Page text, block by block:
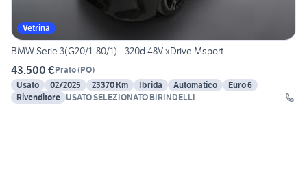
Vetrina
BMW Serie 3(G20/1-80/1) - 320d 48V xDrive Msport
43.500 €Prato(PO)
Usato
02/2025 23370 Km Ibrida Automatico
Euro 6
Rivenditore USATO SELEZIONATO BIRINDELLI